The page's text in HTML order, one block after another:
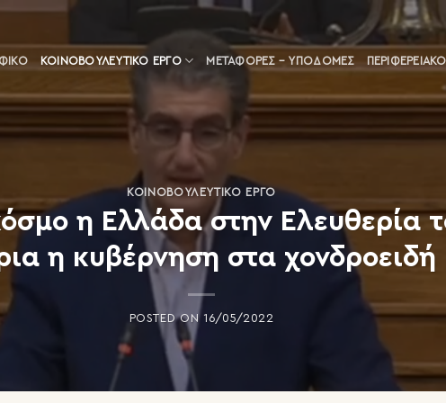
ΚΟΙΝΟΒΟΥΛΕΥΤΙΚΌ ΈΡΓΟ ΜΕΤΑΦΟΡΈΣ – ΥΠΟΔΟΜΈΣ
ΚΟΙΝΟΒΟΥΛΕΥΤΙΚΌ ΈΡΓΟ
η Ελλάδα στην Ελευθερία
η κυβέρνηση στα
POSTED ON 16/05/2022